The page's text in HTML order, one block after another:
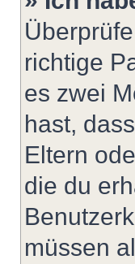
richtige
es zwei
hast,
Eltern
die du
müssen